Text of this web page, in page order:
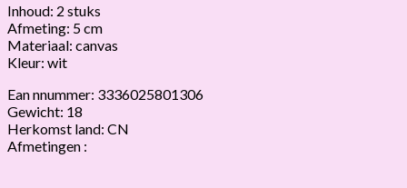
Inhoud: 2 stuks
Afmeting: 5 cm
Materiaal: canvas
Kleur: wit
Ean nnummer: 3336025801306
Gewicht: 18
Herkomst land: CN
Afmetingen :